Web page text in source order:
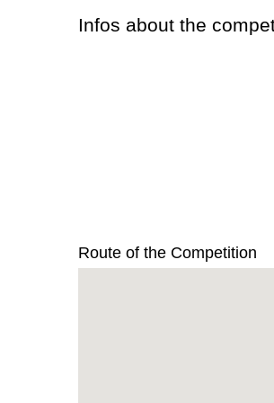
Infos about the
Route of the Competition